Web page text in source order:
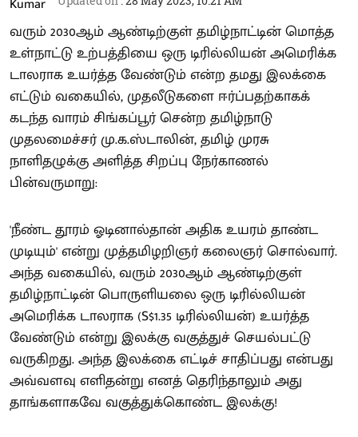
வரும் 2030ஆம் ஆண்டிற்குள் தமிழ்நாட்டின் மொத்த
உள்நாட்டு உற்பத்தியை ஒரு டிரில்லியன் அமெரிக்க
டாலராக உயர்த்த வேண்டும் என்ற தமது இலக்கை
எட்டும் வகையில், முதலீடுகளை ஈர்ப்பதற்காகக்
கடந்த வாரம் சிங்கப்பூர் சென்ற தமிழ்நாடு
முதலமைச்சர் மு.க.ஸ்டாலின், தமிழ் முரசு
நாளிதழுக்கு அளித்த சிறப்பு நேர்காணல்
பின்வருமாறு:
'நீண்ட தூரம் ஓடினால்தான் அதிக உயரம் தாண்ட
முடியும்' என்று முத்தமிழறிஞர் கலைஞர் சொல்வார்.
அந்த வகையில், வரும் 2030ஆம் ஆண்டிற்குள்
தமிழ்நாட்டின் பொருளியலை ஒரு டிரில்லியன்
அமெரிக்க டாலராக (S$1.35 டிரில்லியன்) உயர்த்த
வேண்டும் என்று இலக்கு வகுத்துச் செயல்பட்டு
வருகிறது. அந்த இலக்கை எட்டிச் சாதிப்பது என்பது
அவ்வளவு எளிதன்று எனத் தெரிந்தாலும் அது
தாங்களாகவே வகுத்துக்கொண்ட இலக்கு!